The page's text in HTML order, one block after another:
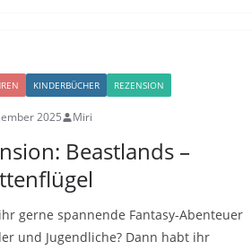
KINDERBÜCHER REZENSION
2025 Miri
Beastlands –
gerne spannende Fantasy-Abenteuer
und Jugendliche? Dann habt ihr